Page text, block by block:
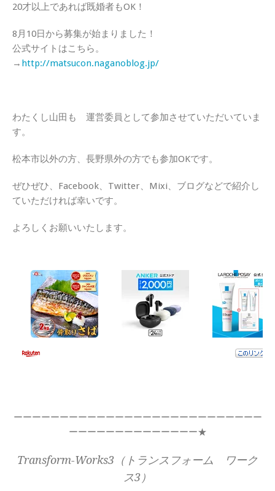
20才以上であれば既婚者もOK！
8月10日から募集が始まりました！
公式サイトはこちら。
→ http://matsucon.naganoblog.jp/
わたくし山田も 運営委員として参加させていただいていま
す。
松本市以外の方、長野県外の方でも参加OKです。
ぜひぜひ、Facebook、Twitter、Mixi、ブログなどで紹介し
ていただければ幸いです。
よろしくお願いいたします。
ーーーーーーーーーーーーーーーーーーーーーーーーーーー
ーーーーーーーーーーーーーー★
Transform-Works3（トランスフォーム ワーク
ス3）